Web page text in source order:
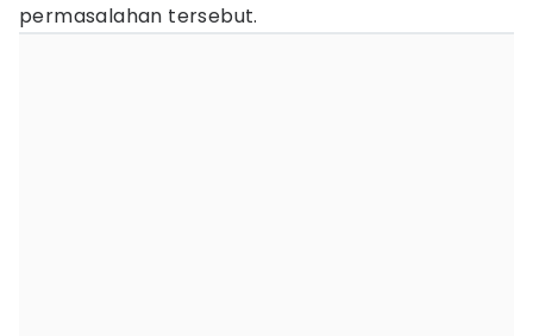
permasalahan tersebut.